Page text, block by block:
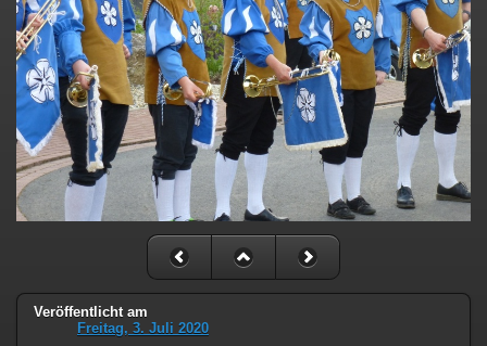
Veröffentlicht am
Freitag, 3. Juli 2020